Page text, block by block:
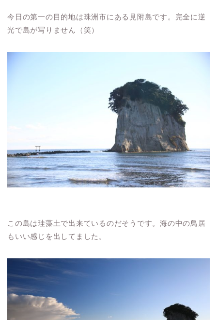
今日の第一の目的地は珠洲市にある見附島です。完全に逆
光で島が写りません（笑）
この島は珪藻土で出来ているのだそうです。海の中の鳥居
もいい感じを出してました。